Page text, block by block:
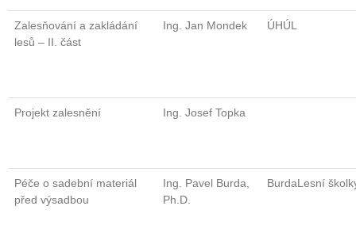
Zalesňování a zakládání
lesů – II. část
Ing. Jan Mondek ÚHÚL
Projekt zalesnění Ing. Josef Topka
Péče o sadební materiál
před výsadbou
Ing. Pavel Burda,
Ph.D.
BurdaLesní